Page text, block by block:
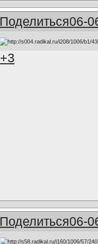
Поделиться06-
+3
Поделиться06-